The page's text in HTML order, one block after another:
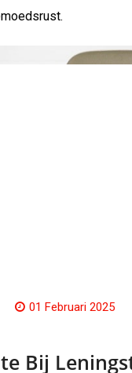
01 Februari 2025
Bij